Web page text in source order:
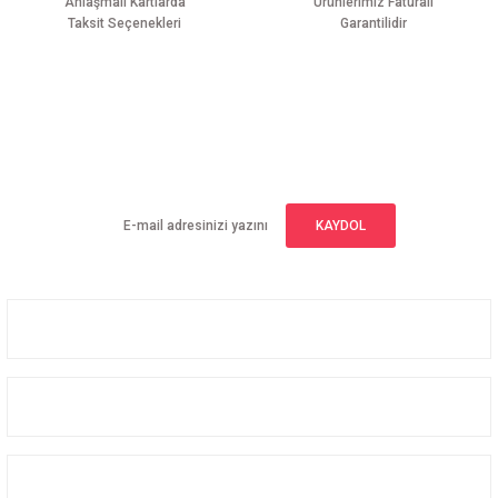
Taksit Seçenekleri
Garantilidir
KAYDOL